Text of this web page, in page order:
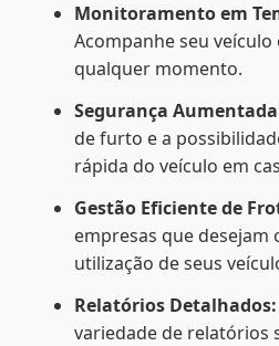
Monitoramento em
Acompanhe seu
qualquer momento.
Segurança
de furto e a
rápida do veículo em
Gestão Eficiente de
empresas que
utilização de seus
Relatórios Detalhados:
variedade de relatórios